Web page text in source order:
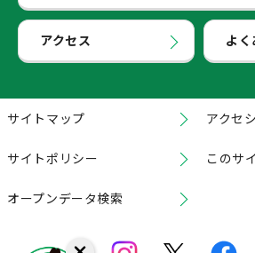
アクセス よ
サイトマップ アクセ
サイトポリシー このサ
オープンデータ検索